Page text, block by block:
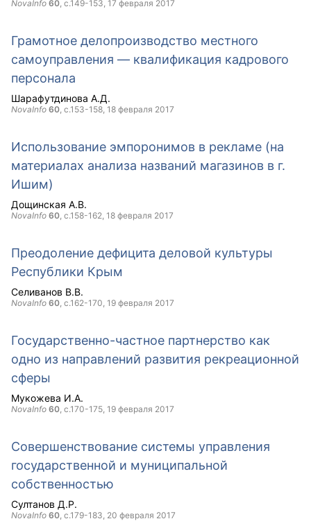
NovaInfo 60, с.149-153, 17 февраля 2017
Грамотное делопроизводство местного
самоуправления — квалификация кадрового
персонала
Шарафутдинова А.Д.
NovaInfo 60, с.153-158, 18 февраля 2017
Использование эмпоронимов в рекламе (на
материалах анализа названий магазинов в г.
Ишим)
Дощинская А.В.
NovaInfo 60, с.158-162, 18 февраля 2017
Преодоление дефицита деловой культуры
Республики Крым
Селиванов В.В.
NovaInfo 60, с.162-170, 19 февраля 2017
Государственно-частное партнерство как
одно из направлений развития рекреационной
сферы
Мукожева И.А.
NovaInfo 60, с.170-175, 19 февраля 2017
Совершенствование системы управления
государственной и муниципальной
собственностью
Султанов Д.Р.
NovaInfo 60, с.179-183, 20 февраля 2017